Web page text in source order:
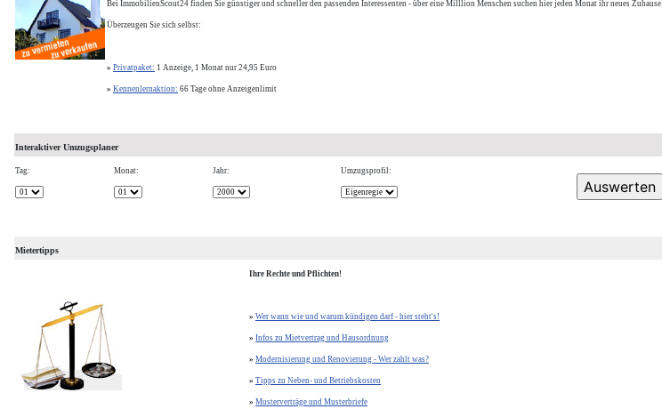
Bei ImmobilienScout24 finden Sie günstiger und schneller den passenden Interessenten - über eine Milllion Menschen suchen hier jeden Monat ihr neues Zuhause.
Überzeugen Sie sich selbst:
» Privatpaket: 1 Anzeige, 1 Monat nur 24,95 Euro
» Kennenlernaktion: 66 Tage ohne Anzeigenlimit
Interaktiver Umzugsplaner
Tag: Monat: Jahr: Umzugsprofil:
Mietertipps
Ihre Rechte und Pflichten!
» Wer wann wie und warum kündigen darf - hier steht's!
» Infos zu Mietvertrag und Hausordnung
» Modernisierung und Renovierung - Wer zahlt was?
» Tipps zu Neben- und Betriebskosten
» Musterverträge und Musterbriefe